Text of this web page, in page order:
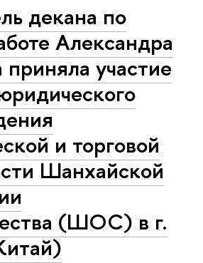
декана по
Александра
участие
и торговой
Шанхайской
(ШОС) в г.